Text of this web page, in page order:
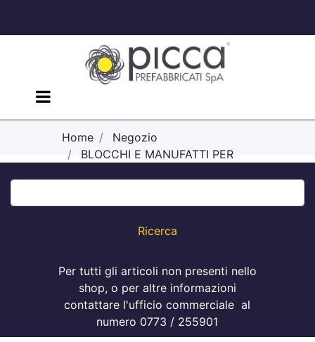
Open menu
Home
Negozio
BLOCCHI E MANUFATTI PER
Per tutti gli articoli non presenti nello
shop, o per altre informazioni
contattare l'ufficio commerciale al
numero 0773 / 255901